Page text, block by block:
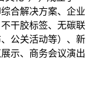
合解决方案、企业
干胶标签、无碳联
公关活动等）、新
示、商务会议演出